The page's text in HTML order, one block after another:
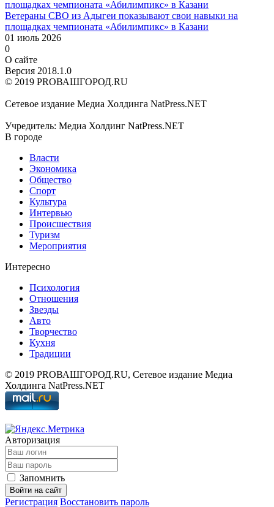
Ветераны СВО из Адыгеи показывают свои навыки на
площадках чемпионата «Абилимпикс» в Казани
01 июль 2026
0
О сайте
Версия 2018.1.0
© 2019 PROВАШГОРОД.RU
Сетевое издание Медиа Холдинга NatPress.NET
Учредитель: Медиа Холдинг NatPress.NET
В городе
Власти
Экономика
Общество
Спорт
Культура
Интервью
Происшествия
Туризм
Мероприятия
Интересно
Психология
Отношения
Звезды
Авто
Творчество
Кухня
Традиции
© 2019 PROВАШГОРОД.RU, Сетевое издание Медиа
Холдинга NatPress.NET
Авторизация
Запомнить
Войти на сайт
Регистрация Восстановить пароль